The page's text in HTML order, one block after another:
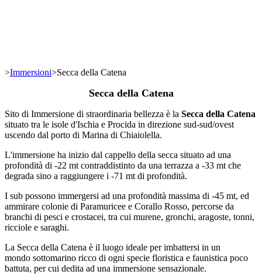
>Immersioni>Secca della Catena
Secca della Catena
Sito di Immersione di straordinaria bellezza è la Secca della Catena
situato tra le isole d'Ischia e Procida in direzione sud-sud/ovest
uscendo dal porto di Marina di Chiaiolella.
L'immersione ha inizio dal cappello della secca situato ad una
profondità di -22 mt contraddistinto da una terrazza a -33 mt che
degrada sino a raggiungere i -71 mt di profondità.
I sub possono immergersi ad una profondità massima di -45 mt, ed
ammirare colonie di Paramuricee e Corallo Rosso, percorse da
branchi di pesci e crostacei, tra cui murene, gronchi, aragoste, tonni,
ricciole e saraghi.
La Secca della Catena è il luogo ideale per imbattersi in un
mondo sottomarino ricco di ogni specie floristica e faunistica poco
battuta, per cui dedita ad una immersione sensazionale.